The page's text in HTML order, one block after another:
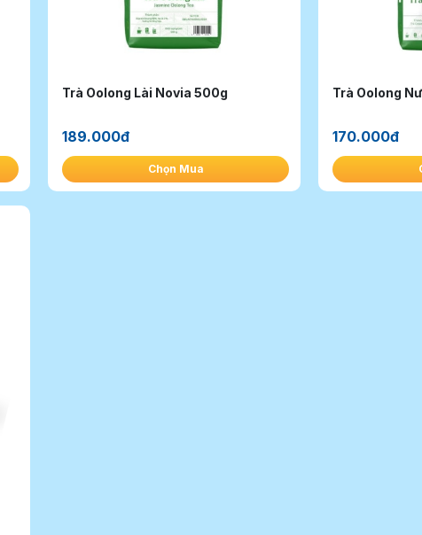
Trà Oolong Lài Novia 500g
189.000đ
Chọn Mua
Trà Oolong
170.000đ